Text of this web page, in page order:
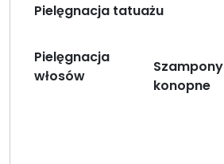
Pielęgnacja tatuażu
Pielęgnacja
włosów
Szampony
konopne